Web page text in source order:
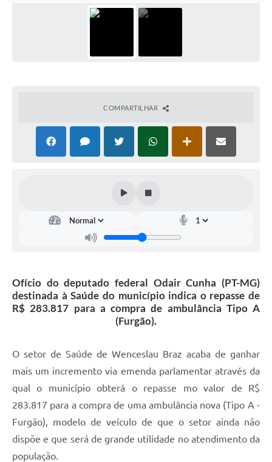
COMPARTILHAR
Ofício do deputado federal Odair Cunha (PT-MG)
destinada à Saúde do município indica o repasse de
R$ 283.817 para a compra de ambulância Tipo A
(Furgão).
O setor de Saúde de Wenceslau Braz acaba de ganhar
mais um incremento via emenda parlamentar através da
qual o município obterá o repasse mo valor de R$
283.817 para a compra de uma ambulância nova (Tipo A -
Furgão), modelo de veículo de que o setor ainda não
dispõe e que será de grande utilidade no atendimento da
população.